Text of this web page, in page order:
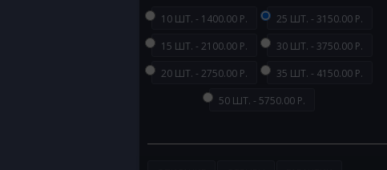
10 ШТ. - 1400.00 Р.
15 ШТ. - 2100.00 Р.
20 ШТ. - 2750.00 Р.
25 ШТ. - 3150.00 Р.
30 ШТ. - 3750.00 Р.
35 ШТ. - 4150.00 Р.
50 ШТ. - 5750.00 Р.